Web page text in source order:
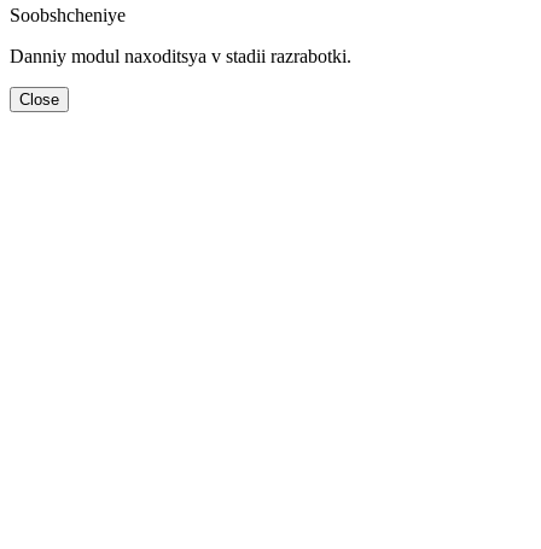
Soobshcheniye
Danniy modul naхoditsya v stadii razrabotki.
Close